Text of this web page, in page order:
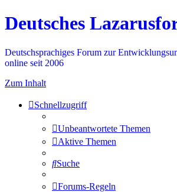
Deutsches
Deutschsprachiges Forum zur
online seit 2006
Zum Inhalt
Schnellzugriff
Unbeantwortete Themen
Aktive Themen
Suche
Forums-Regeln